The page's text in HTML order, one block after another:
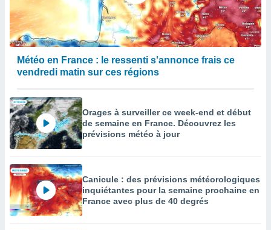
Météo en France : le ressenti s'annonce frais ce
vendredi matin sur ces régions
Orages à surveiller ce week-end et début
de semaine en France. Découvrez les
prévisions météo à jour
Canicule : des prévisions météorologiques
inquiétantes pour la semaine prochaine en
France avec plus de 40 degrés